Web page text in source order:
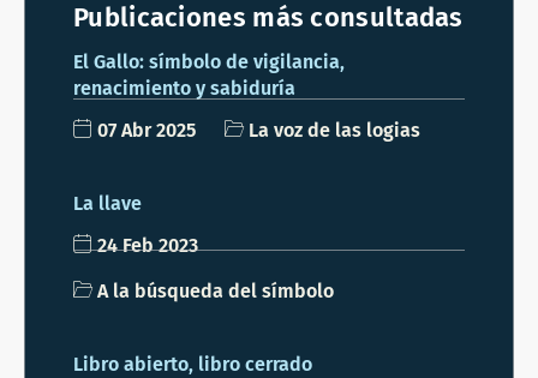
Publicaciones más consultadas
El Gallo: símbolo de vigilancia,
renacimiento y sabiduría
07 Abr 2025
La voz de las logias
La llave
24 Feb 2023
A la búsqueda del símbolo
Libro abierto, libro cerrado